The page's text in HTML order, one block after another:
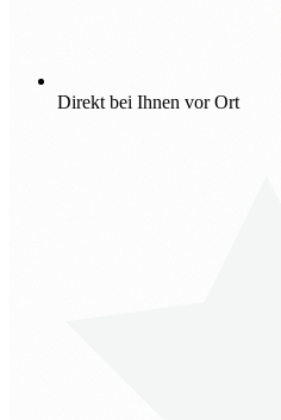
Direkt bei Ihnen vor Ort